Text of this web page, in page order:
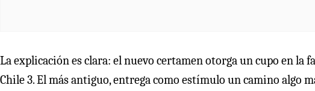
La explicación es clara: el nuevo certamen otorga un cupo en la
Chile 3. El más antiguo, entrega como estímulo un camino algo